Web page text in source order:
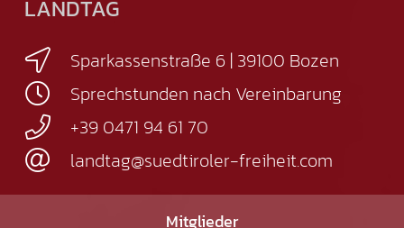
LANDTAG
Sparkassenstraße 6 | 39100 Bozen
Sprechstunden nach Vereinbarung
+39 0471 94 61 70
landtag@suedtiroler-freiheit.com
Mitglieder